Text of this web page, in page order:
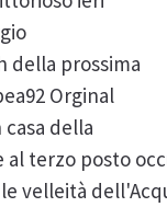
della prossima
Orginal
della
terzo posto
velleità